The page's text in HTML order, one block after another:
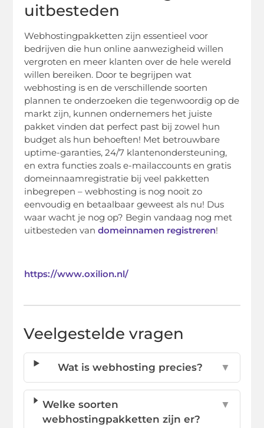
uitbesteden
Webhostingpakketten zijn essentieel voor
bedrijven die hun online aanwezigheid willen
vergroten en meer klanten over de hele wereld
willen bereiken. Door te begrijpen wat
webhosting is en de verschillende soorten
plannen te onderzoeken die tegenwoordig op de
markt zijn, kunnen ondernemers het juiste
pakket vinden dat perfect past bij zowel hun
budget als hun behoeften! Met betrouwbare
uptime-garanties, 24/7 klantenondersteuning,
en extra functies zoals e-mailaccounts en gratis
domeinnaamregistratie bij veel pakketten
inbegrepen – webhosting is nog nooit zo
eenvoudig en betaalbaar geweest als nu! Dus
waar wacht je nog op? Begin vandaag nog met
uitbesteden vandomeinnamen registreren!
https://www.oxilion.nl/
Veelgestelde vragen
Wat is webhosting precies? ▼
Welke soorten
webhostingpakketten zijn er?
▼